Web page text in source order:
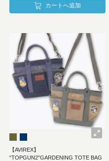
カートへ追加
【AVIREX】
“TOPGUN2”GARDENING TOTE BAG